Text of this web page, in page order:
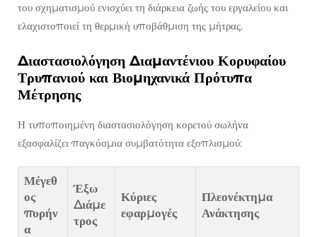
του σχηματισμού ενισχύει τη διάρκεια ζωής του εργαλείου και
ελαχιστοποιεί τη θερμική υποβάθμιση της μήτρας.
Διαστασιολόγηση Διαμαντένιου Κορυφαίου
Τρυπανιού και Βιομηχανικά Πρότυπα
Μέτρησης
Η τυποποιημένη διαστασιολόγηση κορετού σωλήνα
εξασφαλίζει παγκόσμια συμβατότητα εξοπλισμού:
Μέγεθ
ος
πυρήν
α
Έξω
Διάμε
τρος
Κύριες
εφαρμογές
Πλεονέκτημα
Ανάκτησης